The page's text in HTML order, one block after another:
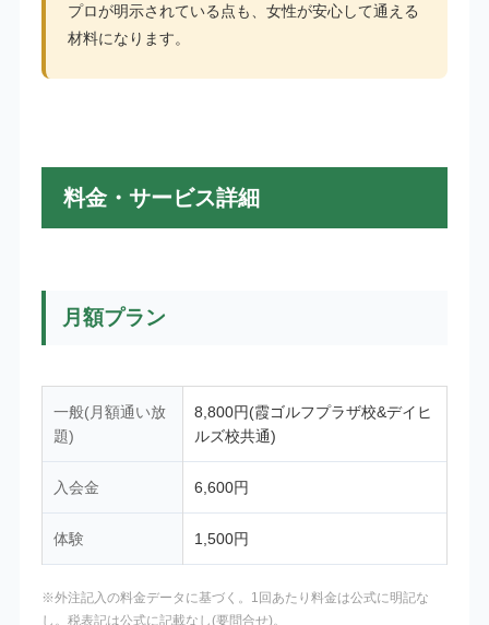
プロが明示されている点も、女性が安心して通える
材料になります。
料金・サービス詳細
月額プラン
一般(月額通い放
題)
8,800円(霞ゴルフプラザ校&デイヒ
ルズ校共通)
入会金 6,600円
体験 1,500円
※外注記入の料金データに基づく。1回あたり料金は公式に明記な
し。税表記は公式に記載なし(要問合せ)。